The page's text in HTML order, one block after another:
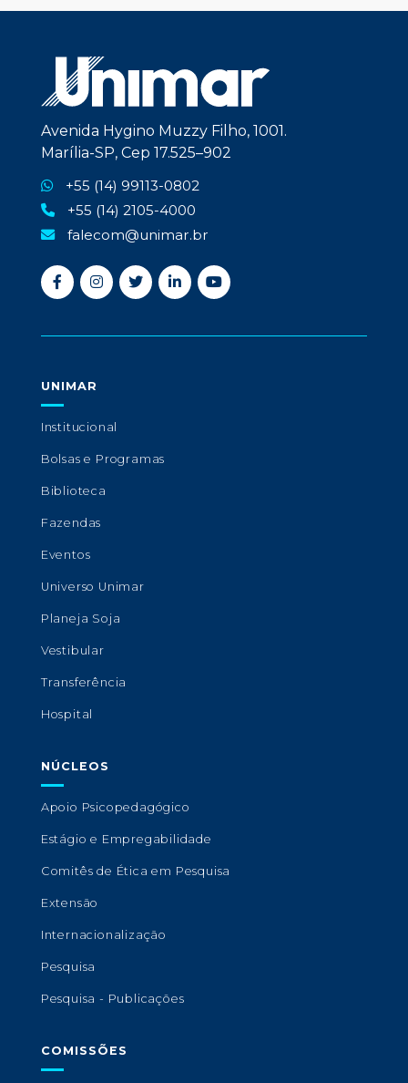
Avenida Hygino Muzzy Filho, 1001.
Marília-SP, Cep 17.525–902
+55 (14) 99113-0802
+55 (14) 2105-4000
falecom@unimar.br
UNIMAR
Institucional
Bolsas e Programas
Biblioteca
Fazendas
Eventos
Universo Unimar
Planeja Soja
Vestibular
Transferência
Hospital
NÚCLEOS
Apoio Psicopedagógico
Estágio e Empregabilidade
Comitês de Ética em Pesquisa
Extensão
Internacionalização
Pesquisa
Pesquisa - Publicações
COMISSÕES